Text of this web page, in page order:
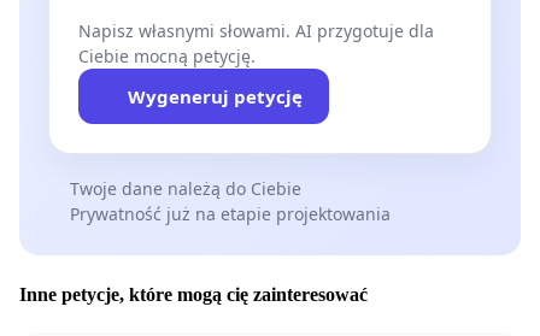
Napisz własnymi słowami. AI przygotuje dla
Ciebie mocną petycję.
Wygeneruj petycję
Twoje dane należą do Ciebie
Prywatność już na etapie projektowania
Inne petycje, które mogą cię zainteresować